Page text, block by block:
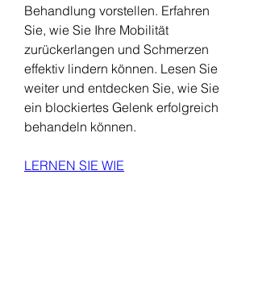
Behandlung vorstellen. Erfahren
Sie, wie Sie Ihre Mobilität
zurückerlangen und Schmerzen
effektiv lindern können. Lesen Sie
weiter und entdecken Sie, wie Sie
ein blockiertes Gelenk erfolgreich
behandeln können.
LERNEN SIE WIE